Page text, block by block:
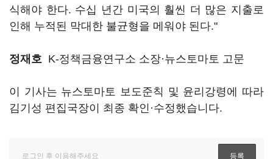
식해야 한다. 수십 년간 미국의 훨씬 더 많은 지출로
인해 누적된 막대한 불균형을 메워야 된다."
정재호 K-정책금융연구소 소장·뉴스토마토 고문
이 기사는 뉴스토마토 보도준칙 및 윤리강령에 따라
김기성 편집국장이 최종 확인·수정했습니다.